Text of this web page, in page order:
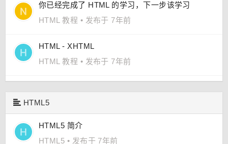
你已经完成了 HTML 的学习，下一步该学习什么呢？
HTML 教程 • 发布于 7年前
HTML - XHTML
HTML 教程 • 发布于 7年前
HTML5
HTML5 简介
HTML5 • 发布于 7年前